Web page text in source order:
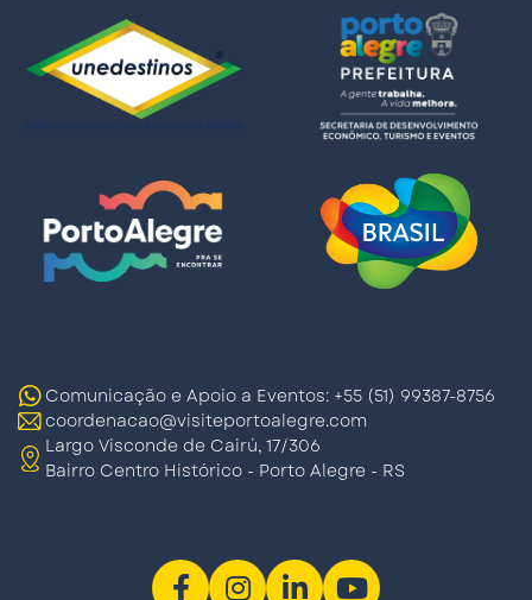
Comunicação e Apoio a Eventos: +55 (51) 99387-8756
coordenacao@visiteportoalegre.com
Largo Visconde de Cairú, 17/306
Bairro Centro Histórico - Porto Alegre - RS